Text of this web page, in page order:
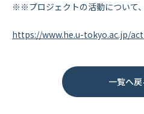
※※プロジェクトの活動について
https://www.he.u-tokyo.ac.jp/
一覧へ戻